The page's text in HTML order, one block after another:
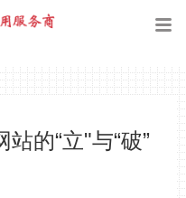
的“立"与“破”